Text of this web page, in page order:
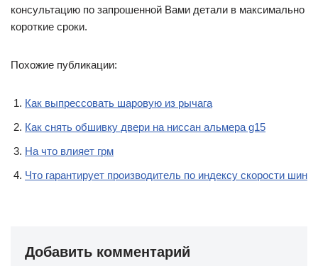
консультацию по запрошенной Вами детали в максимально
короткие сроки.
Похожие публикации:
Как выпрессовать шаровую из рычага
Как снять обшивку двери на ниссан альмера g15
На что влияет грм
Что гарантирует производитель по индексу скорости шин
Добавить комментарий